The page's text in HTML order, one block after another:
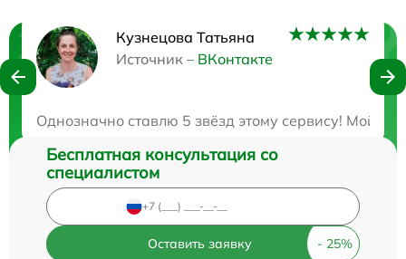
Кузнецова Татьяна
Источник – ВКонтакте
Однозначно ставлю 5 звёзд этому сервису! Мой
Нужна консультация?
Бесплатная консультация со
специалистом
Оставить заявку